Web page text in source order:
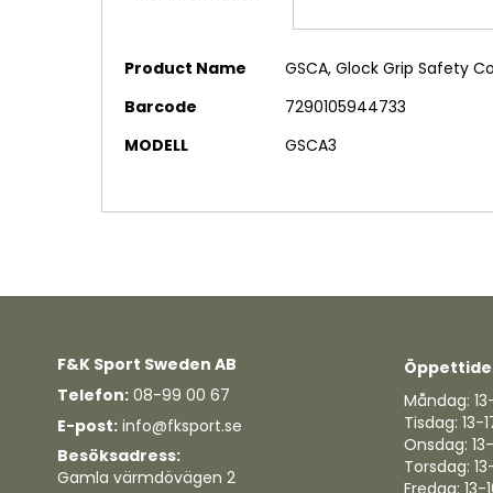
Mer
Product Name
GSCA, Glock Grip Safety
Barcode
7290105944733
MODELL
GSCA3
F&K Sport Sweden AB
Telefon: 08-99 00 67
E-post: info@fksport.se
Besöksadress:
Gamla värmdövägen 2
Måndag:
Tisdag: 13-
Onsdag:
Torsdag:
Fredag: 13-